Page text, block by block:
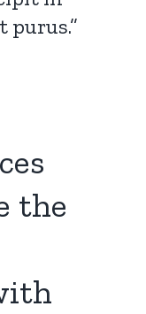
purus.”
the